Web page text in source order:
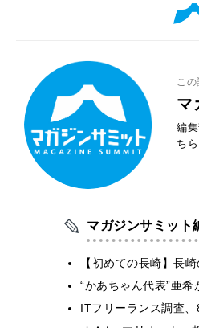
この
マ
編
ちら
マガジンサミット
【初めての長崎】長
“かあちゃん代表”亜
ITフリーランス調査